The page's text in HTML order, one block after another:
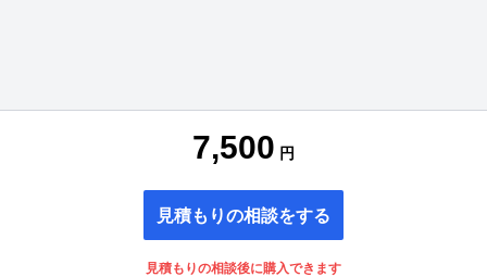
7,500 円
見積もりの相談をする
見積もりの相談後に購入できます